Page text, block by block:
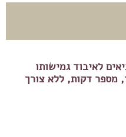
לאיבוד גמישותו
מספר דקות, ללא צורך